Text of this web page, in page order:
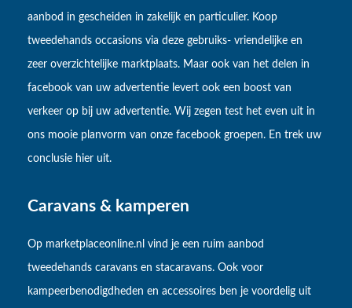
aanbod in gescheiden in zakelijk en particulier. Koop
tweedehands occasions via deze gebruiks- vriendelijke en
zeer overzichtelijke marktplaats. Maar ook van het delen in
facebook van uw advertentie levert ook een boost van
verkeer op bij uw advertentie. Wij zegen test het even uit in
ons mooie planvorm van onze facebook groepen. En trek uw
conclusie hier uit.
Caravans & kamperen
Op marketplaceonline.nl vind je een ruim aanbod
tweedehands caravans en stacaravans. Ook voor
kampeerbenodigdheden en accessoires ben je voordelig uit